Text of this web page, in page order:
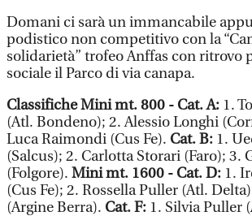
Domani ci sarà un immancabile
podistico non competitivo con la
solidarietà” trofeo Anffas con ritrovo
sociale il Parco di via canapa.
Classifiche Mini mt. 800 - Cat. A: 1.
(Atl. Bondeno); 2. Alessio Longhi
Luca Raimondi (Cus Fe). Cat. B: 1.
(Salcus); 2. Carlotta Storari (Faro);
(Folgore). Mini mt. 1600 - Cat. D: 1.
(Cus Fe); 2. Rossella Puller (Atl.
(Argine Berra). Cat. F: 1. Silvia Puller